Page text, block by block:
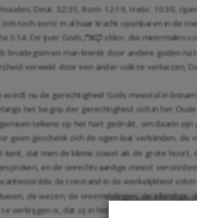
Deut. 32:35 ,Rom. 12:19 Hebr. 10:30 ,
zich toch eerst in al haar kracht openbaren in de
5:14 . De ijver Gods, hanq zhlov , die meermalen
bruidegom en man krenkt door andere goden na
verwekt door een ander volk te verkiezen,
wordt nu de gerechtigheid Gods meestal in
het begrip der gerechtigheid zich in het
telkens op het hart gedrukt, om daarin
geen geschenk zich de ogen laat verblinden, de
kent, dat men de kleine zowel als de grote
en de onrechtvaardige moest
de toestand in de werkelijkheid
de wezen, de vreemdelingen, de
verkrijgen is, dat zij in het gericht en ook in het